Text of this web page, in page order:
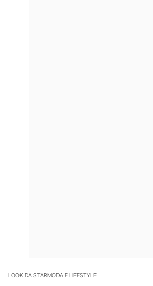
LOOK DA STARMODA E LIFESTYLE